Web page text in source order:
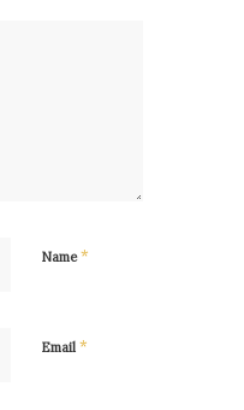
Name*
Email *